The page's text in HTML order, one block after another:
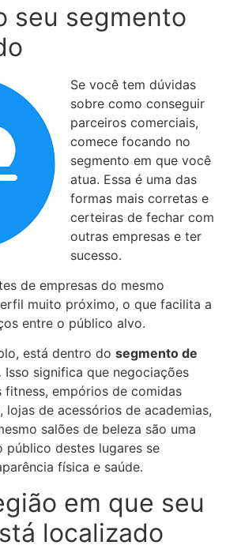
seu segmento
Se você tem dúvidas
sobre como conseguir
parceiros comerciais,
comece focando no
segmento em que você
atua. Essa é uma das
formas mais corretas e
certeiras de fechar com
outras empresas e ter
sucesso.
de empresas do mesmo
muito próximo, o que facilita a
entre o público alvo.
está dentro do segmento de
Isso significa que negociações
empórios de comidas
lojas de acessórios de academias,
salões de beleza são uma
público destes lugares se
física e saúde.
em que seu
localizado